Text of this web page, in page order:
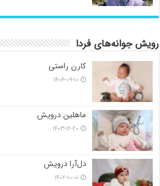
رویش جوانه‌های فردا
کارن راستی
۱۴۰۴-۰۹-۱۰
ماهلین درویش
۱۴۰۳-۱۲-۲۰
دل‌آرا درویش
۱۴۰۲-۱۰-۰۱